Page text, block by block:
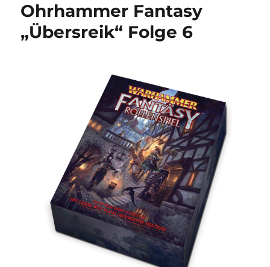
Ohrhammer Fantasy
„Übersreik“ Folge 6